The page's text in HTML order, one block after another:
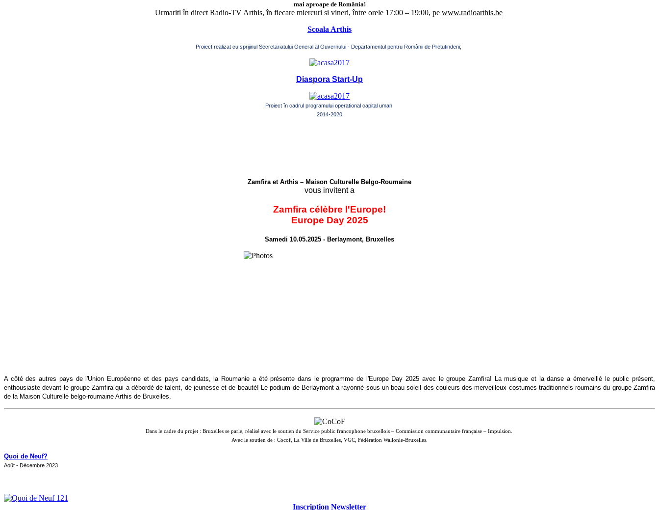
mai aproape de România!
Urmariti în direct Radio-TV Arthis, în fiecare miercuri si vineri, între orele 17:00 – 19:00, pe www.radioarthis.be
Scoala Arthis
Proiect realizat cu sprijinul Secretariatului General al Guvernului - Departamentul pentru Românii de Pretutindeni;
Diaspora Start-Up
Proiect în cadrul programului operational capital uman
2014-2020
Zamfira et Arthis – Maison Culturelle Belgo-Roumaine
vous invitent a
Zamfira célèbre l'Europe!
Europe Day 2025
Samedi 10.05.2025 - Berlaymont, Bruxelles
A côté des autres pays de l'Union Européenne et des pays candidats, la Roumanie a été présente dans le programme de l'Europe Day 2025 avec le groupe Zamfira! La musique et la danse a émerveillé le public présent,
enthousiaste devant le groupe Zamfira qui a débordé de talent, de jeunesse et de beauté! Le podium de Berlaymont a rayonné sous un beau soleil des couleurs des merveilleux costumes traditionnels roumains du groupe Zamfira
de la Maison Culturelle belgo-roumaine Arthis de Bruxelles.
Dans le cadre du projet : Bruxelles se parle, réalisé avec le soutien du Service public francophone bruxellois – Commission communautaire française – Impulsion.
Avec le soutien de : Cocof, La Ville de Bruxelles, VGC, Fédération Wallonie-Bruxelles.
Quoi de Neuf?
Août - Décembre 2023
Inscription Newsletter